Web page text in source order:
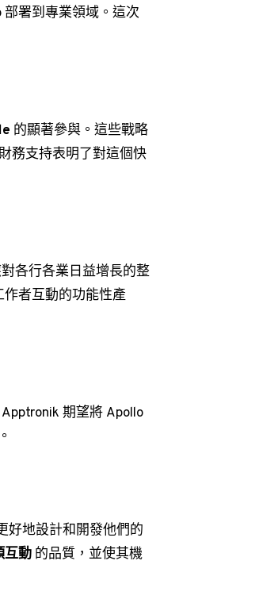
署到專業領域。這次
的顯著參與。這些戰略
務支持表明了對這個快
各行各業日益增長的整
者互動的功能性產
期望將 Apollo
好地設計和開發他們的
互動 的品質，並使其機